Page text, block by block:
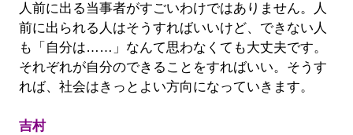
人前に出る当事者がすごいわけではありません。人
前に出られる人はそうすればいいけど、できない人
も「自分は……」なんて思わなくても大丈夫です。
それぞれが自分のできることをすればいい。そうす
れば、社会はきっとよい方向になっていきます。
吉村